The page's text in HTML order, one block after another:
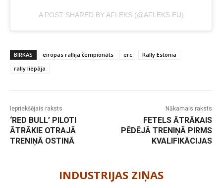
A POST SHARED BY AFLEKS (@AFLEKS.EU)
BIRKAS eiropas rallija čempionāts erc
Rally Estonia
rally liepāja
Iepriekšējais raksts
‘RED BULL’ PILOTI
ĀTRĀKIE OTRAJĀ
TRENIŅĀ OSTINĀ
Nākamais raksts
FETELS ĀTRĀKAIS
PĒDĒJĀ TRENIŅĀ PIRMS
KVALIFIKĀCIJAS
INDUSTRIJAS ZIŅAS